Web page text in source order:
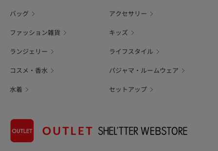
バッグ アクセサリー
ファッション雑貨 キッズ
ランジェリー ライフスタイル
コスメ・香水 パジャマ・ルームウェア
水着 セットアップ